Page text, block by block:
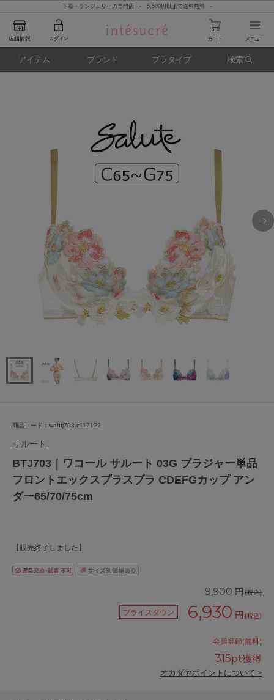
下着・ランジェリーの専門店 - 5,500円以上で送料無料 -
アイテム ブランド ブラタイプ 検索
商品コード：wabtj703-c117122
サルート
BTJ703｜ワコール サルート 03G ブラジャー単品
フロントエックスプラスブラ CDEFGカップ アン
ダー65/70/75cm
【販売終了しました】
9,900 円(税込)
プライスダウン 6,930 円 (税込)
会員登録(無料)
315pt獲得
オカダヤポイントについて >